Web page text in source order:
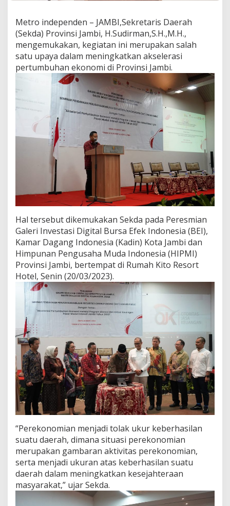
L
T
I
N
G
K
A
T
K
A
N
K
S
E
L
S
I
P
E
R
T
U
M
B
U
H
A
N
E
O
N
O
M
I
Metro independen – JAMBI,Sekretaris Daerah
(Sekda) Provinsi Jambi, H.Sudirman,S.H.,M.H.,
mengemukakan, kegiatan ini merupakan salah
satu upaya dalam meningkatkan akselerasi
pertumbuhan ekonomi di Provinsi Jambi.
Hal tersebut dikemukakan Sekda pada Peresmian
Galeri Investasi Digital Bursa Efek Indonesia (BEI),
Kamar Dagang Indonesia (Kadin) Kota Jambi dan
Himpunan Pengusaha Muda Indonesia (HIPMI)
Provinsi Jambi, bertempat di Rumah Kito Resort
Hotel, Senin (20/03/2023).
“Perekonomian menjadi tolak ukur keberhasilan
suatu daerah, dimana situasi perekonomian
merupakan gambaran aktivitas perekonomian,
serta menjadi ukuran atas keberhasilan suatu
daerah dalam meningkatkan kesejahteraan
masyarakat,” ujar Sekda.